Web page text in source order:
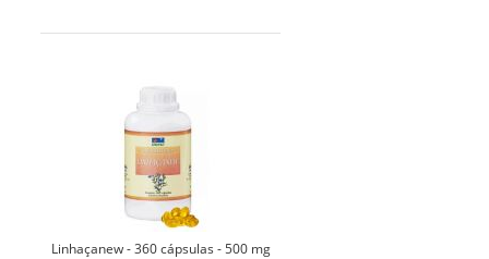
Linhaçanew - 360 cápsulas - 500 mg